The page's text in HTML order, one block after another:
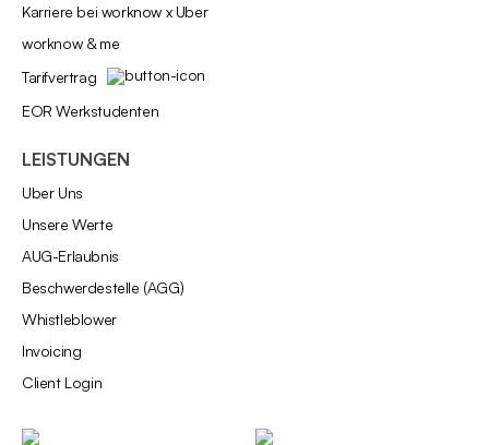
Karriere bei worknow x Uber
worknow & me
Tarifvertrag
EOR Werkstudenten
LEISTUNGEN
Über Uns
Unsere Werte
AÜG-Erlaubnis
Beschwerdestelle (AGG)
Whistleblower
Invoicing
Client Login